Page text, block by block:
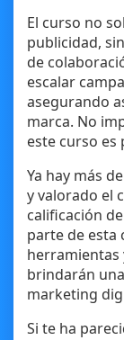
El curso no
publicidad,
de
escalar
asegurando
marca. No
este curso es
Ya hay más
y valorado el
calificación
parte de esta
brindarán
marketing
Si te ha